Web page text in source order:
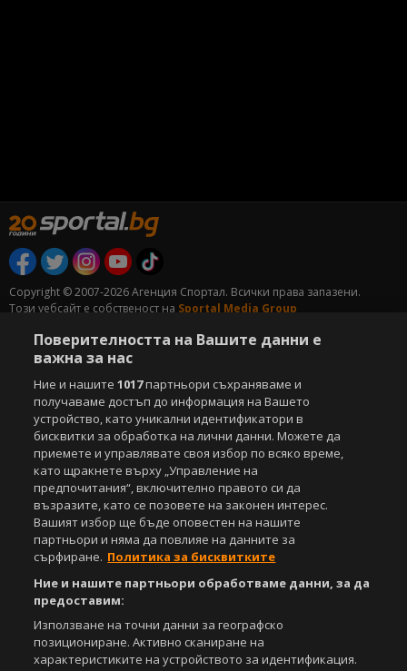
Copyright © 2007-2026 Агенция Спортал. Всички права запазени.
Този уебсайт е собственост на Sportal Media Group
За нас Екип За рекламa
Общи условия
Етични правила на НСС
Управление на предпочитания
Съдържанието на този уеб сайт и технологиите, използвани в него, са
под закрила на Закона за авторското право и сродните му права.
Всички статии, репортажи, интервюта и други текстови, графични и
видео материали, публикувани в сайта, са собственост на Агенция
Спортал, освен ако изрично е посочено друго. Допуска се
публикуване на текстови материали само след писмено съгласие на
Агенция Спортал, посочване на източника и добавяне на линк към
www.sportal.bg. Използването на графични и видео материали,
публикувани в сайта, е строго забранено. Нарушителите ще бъдат
санкционирани с цялата строгост на закона.
СвалиБЕЗПЛАТНОТО
Поверителността на Вашите данни е
важна за нас
Ние и нашите1017партньори съхраняваме и
получаваме достъп до информация на Вашето
устройство, като уникални идентификатори в
бисквитки за обработка на лични данни. Можете да
приемете и управлявате своя избор по всяко време,
като щракнете върху „Управление на
предпочитания“, включително правото си да
възразите, като се позовете на законен интерес.
Вашият избор ще бъде оповестен на нашите
партньори и няма да повлияе на данните за
сърфиране. Политика за бисквитките
Ние и нашите партньори обработваме данни, за да
предоставим:
Използване на точни данни за географско
позициониране. Активно сканиране на
характеристиките на устройството за идентификация.